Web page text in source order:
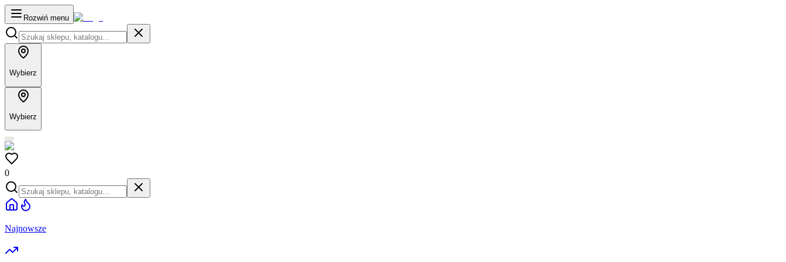
Rozwiń menu
Wybierz
Wybierz
0
Najnowsze